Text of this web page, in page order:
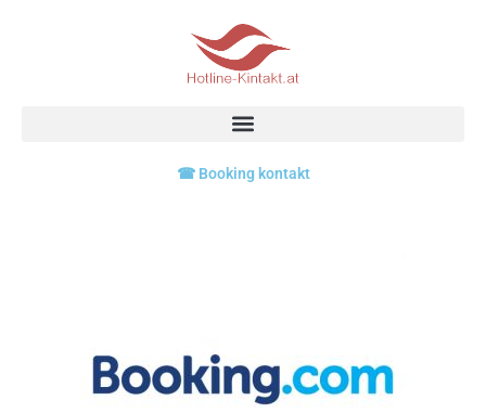
☎ Booking kontakt